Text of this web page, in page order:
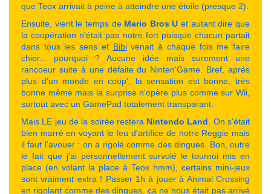
que Teox arrivait à peine à atteindre une étoile (presque 2).
Ensuite, vient le temps de Mario Bros U et autant dire que
la coopération n'était pas notre fort puisque chacun partait
dans tous les sens et Bibivenait à chaque fois me faire
chier... pourquoi ? Aucune idée mais surement une
rancoeur suite à une défaite du Ninten'Game. Bref, après
plus d'un monde en coop', la sensation est bonne, très
bonne même mais la surprise n'opère plus comme sur Wii,
surtout avec un GamePad totalement transparant.
Mais LE jeu de la soirée restera Nintendo Land . On s'était
bien marré en voyant le feu d'artifice de notre Reggie mais
il faut l'avouer : on a rigolé comme des dingues. Bon, outre
le fait que j'ai personnellement survolé le tournoi mis en
place (en volant la place à Teox hmm), certains mini-jeux
sont vraiment extra ! Passer 1h à jouer à Animal Crossing
en rigolant comme des dingues, ça ne nous était pas arrivé